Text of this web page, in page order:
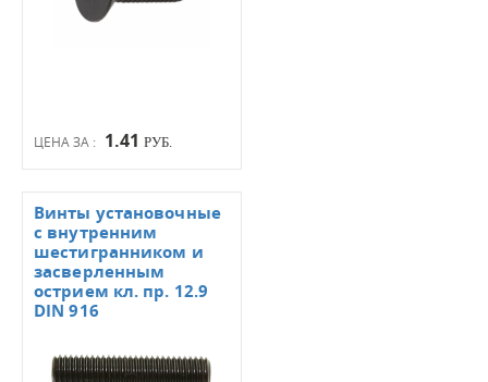
ЦЕНА ЗА : 1.41 РУБ.
Винты установочные
с внутренним
шестигранником и
засверленным
острием кл. пр. 12.9
DIN 916